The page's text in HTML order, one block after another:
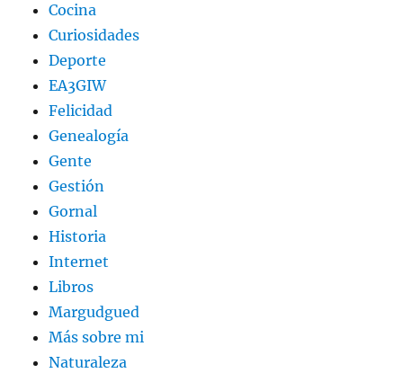
Cocina
Curiosidades
Deporte
EA3GIW
Felicidad
Genealogía
Gente
Gestión
Gornal
Historia
Internet
Libros
Margudgued
Más sobre mi
Naturaleza